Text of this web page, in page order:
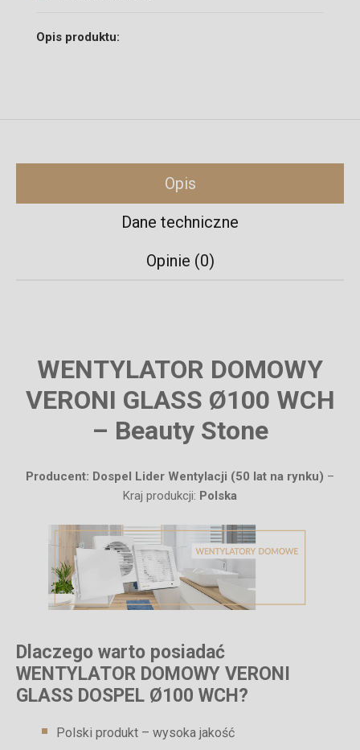
Opis produktu:
Opis
Dane techniczne
Opinie (0)
WENTYLATOR DOMOWY
VERONI GLASS Ø100 WCH
– Beauty Stone
Producent: Dospel Lider Wentylacji (50 lat na rynku) –
Kraj produkcji: Polska
Dlaczego warto posiadać
WENTYLATOR DOMOWY VERONI
GLASS DOSPEL Ø100 WCH?
Polski produkt – wysoka jakość